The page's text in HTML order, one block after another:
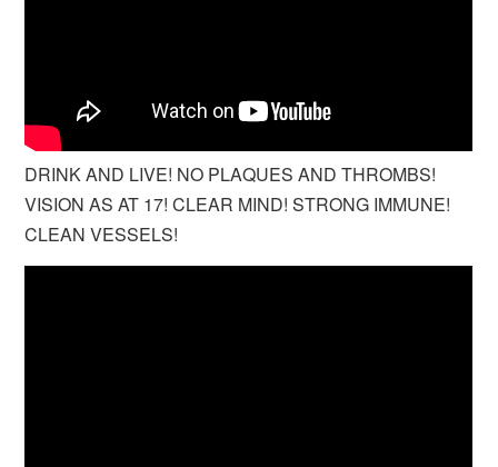
DRINK AND LIVE! NO PLAQUES AND THROMBS!
VISION AS AT 17! CLEAR MIND! STRONG IMMUNE!
CLEAN VESSELS!